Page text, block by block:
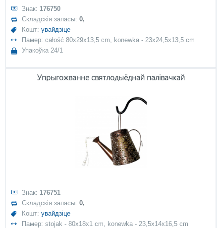
Знак: 176750
Складскія запасы:0,
Кошт:увайдзіце
Памер: całość 80x29x13,5 cm, konewka - 23x24,5x13,5 cm
Упакоўка 24/1
Упрыгожванне святлодыёднай палівачкай
Знак: 176751
Складскія запасы:0,
Кошт:увайдзіце
Памер: stojak - 80x18x1 cm, konewka - 23,5x14x16,5 cm